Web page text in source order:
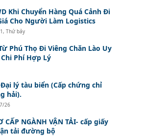
Khi Chuyển Hàng Quá Cảnh Đi
Cho Người Làm Logistics
Thứ bảy
Phú Thọ Đi Viêng Chăn Lào Uy
Phí Hợp Lý
lý tàu biển (Cấp chứng chỉ
hải).
26
CẤP NGÀNH VẬN TẢI- cấp giấy
tải đường bộ